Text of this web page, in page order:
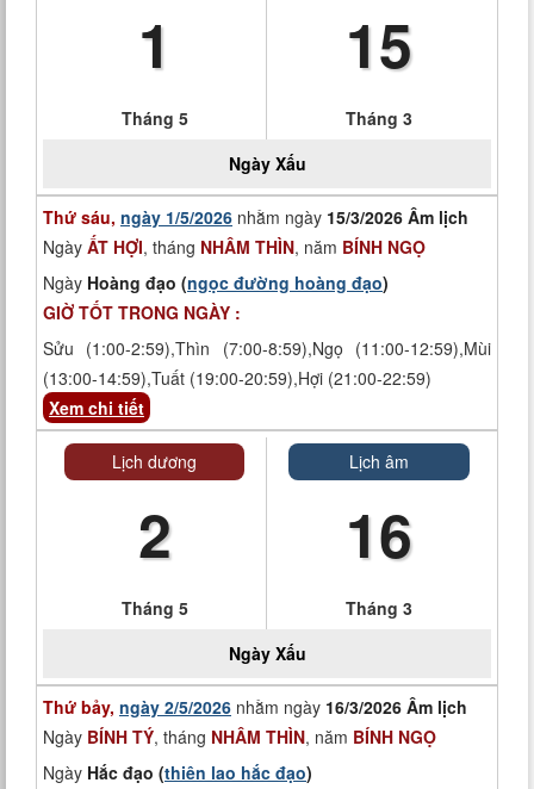
1
Tháng 5
15
Tháng 3
Ngày Xấu
Thứ sáu, ngày 1/5/2026 nhằm ngày 15/3/2026 Âm lịch
Ngày ẤT HỢI, tháng NHÂM THÌN, năm BÍNH NGỌ
Ngày Hoàng đạo (ngọc đường hoàng đạo)
GIỜ TỐT TRONG NGÀY :
Sửu (1:00-2:59),Thìn (7:00-8:59),Ngọ (11:00-12:59),Mùi
(13:00-14:59),Tuất (19:00-20:59),Hợi (21:00-22:59)
Xem chi tiết
Lịch dương
2
Tháng 5
Lịch âm
16
Tháng 3
Ngày Xấu
Thứ bảy, ngày 2/5/2026 nhằm ngày 16/3/2026 Âm lịch
Ngày BÍNH TÝ, tháng NHÂM THÌN, năm BÍNH NGỌ
Ngày Hắc đạo (thiên lao hắc đạo)